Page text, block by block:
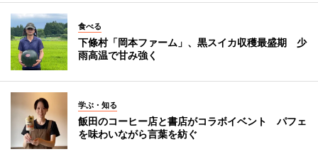
食べる
下條村「岡本ファーム」、黒スイカ収穫最盛期 少
雨高温で甘み強く
学ぶ・知る
飯田のコーヒー店と書店がコラボイベント パフェ
を味わいながら言葉を紡ぐ